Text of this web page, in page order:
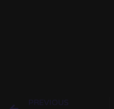
PREVIOUS